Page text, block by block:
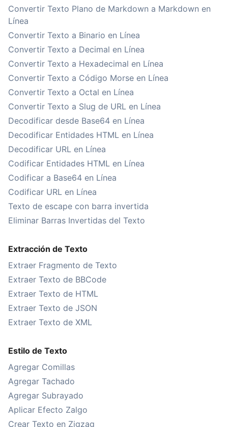
Convertir Texto Plano de Markdown a Markdown en
Línea
Convertir Texto a Binario en Línea
Convertir Texto a Decimal en Línea
Convertir Texto a Hexadecimal en Línea
Convertir Texto a Código Morse en Línea
Convertir Texto a Octal en Línea
Convertir Texto a Slug de URL en Línea
Decodificar desde Base64 en Línea
Decodificar Entidades HTML en Línea
Decodificar URL en Línea
Codificar Entidades HTML en Línea
Codificar a Base64 en Línea
Codificar URL en Línea
Texto de escape con barra invertida
Eliminar Barras Invertidas del Texto
Extracción de Texto
Extraer Fragmento de Texto
Extraer Texto de BBCode
Extraer Texto de HTML
Extraer Texto de JSON
Extraer Texto de XML
Estilo de Texto
Agregar Comillas
Agregar Tachado
Agregar Subrayado
Aplicar Efecto Zalgo
Crear Texto en Zigzag